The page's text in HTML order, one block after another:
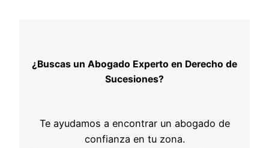
¿Buscas un Abogado Experto en Derecho de
Sucesiones?
Te ayudamos a encontrar un abogado de
confianza en tu zona.